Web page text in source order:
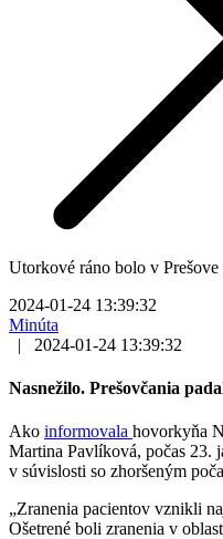
Utorkové ráno bolo v
2024-01-24 13:39:32
Minúta
|
2024-01-24 13:39:32
Nasnežilo. Prešovčania
Ako informovala hovorkyňa
Martina Pavlíková, počas 23.
v súvislosti so zhoršeným
„Zranenia pacientov vznikli
Ošetrené boli zranenia v